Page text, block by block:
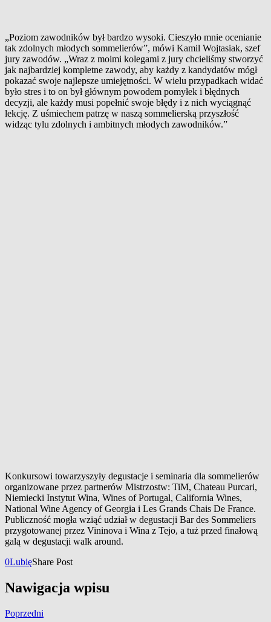
„Poziom zawodników był bardzo wysoki. Cieszyło mnie ocenianie
tak zdolnych młodych sommelierów”, mówi Kamil Wojtasiak, szef
jury zawodów. „Wraz z moimi kolegami z jury chcieliśmy stworzyć
jak najbardziej kompletne zawody, aby każdy z kandydatów mógł
pokazać swoje najlepsze umiejętności. W wielu przypadkach widać
było stres i to on był głównym powodem pomyłek i błędnych
decyzji, ale każdy musi popełnić swoje błędy i z nich wyciągnąć
lekcję. Z uśmiechem patrzę w naszą sommelierską przyszłość
widząc tylu zdolnych i ambitnych młodych zawodników.”
Konkursowi towarzyszyły degustacje i seminaria dla sommelierów
organizowane przez partnerów Mistrzostw: TiM, Chateau Purcari,
Niemiecki Instytut Wina, Wines of Portugal, California Wines,
National Wine Agency of Georgia i Les Grands Chais De France.
Publiczność mogła wziąć udział w degustacji Bar des Sommeliers
przygotowanej przez Vininova i Wina z Tejo, a tuż przed finałową
galą w degustacji walk around.
0LubięShare Post
Nawigacja wpisu
Poprzedni